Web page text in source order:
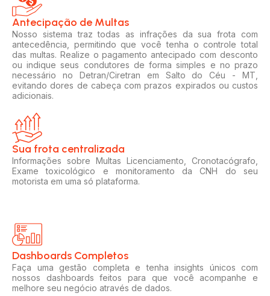
Antecipação de Multas
Nosso sistema traz todas as infrações da sua frota com
antecedência, permitindo que você tenha o controle total
das multas. Realize o pagamento antecipado com desconto
ou indique seus condutores de forma simples e no prazo
necessário no Detran/Ciretran em Salto do Céu - MT,
evitando dores de cabeça com prazos expirados ou custos
adicionais.
Sua frota centralizada​
Informações sobre Multas Licenciamento, Cronotacógrafo,
Exame toxicológico e monitoramento da CNH do seu
motorista em uma só plataforma.
Dashboards Completos​​
Faça uma gestão completa e tenha insights únicos com
nossos dashboards feitos para que você acompanhe e
melhore seu negócio através de dados.